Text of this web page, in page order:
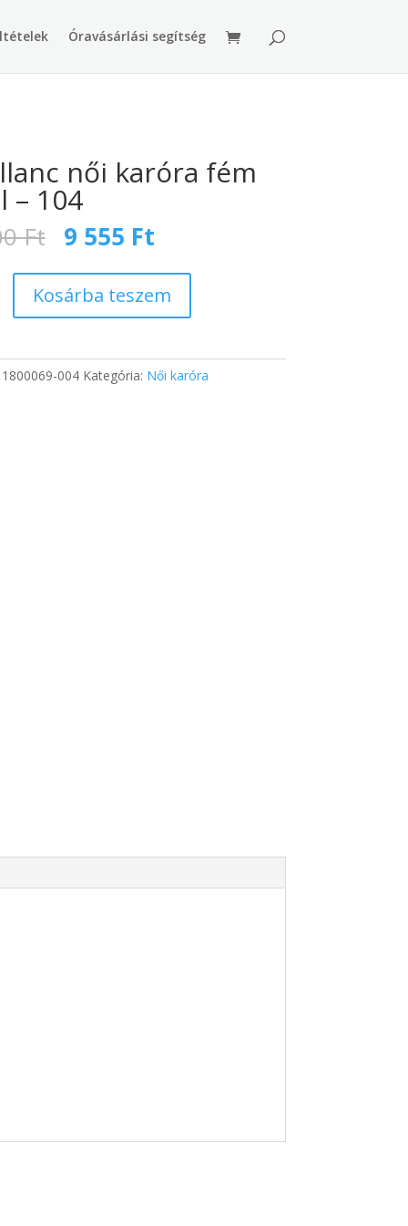
Óravásárlási segítség
női karóra fém
– 104
Ft Original
price
was:
15
400 Ft.
9 555 Ft
is:
9
555 Ft.
Kosárba teszem
1800069-004 Kategória: Női karóra